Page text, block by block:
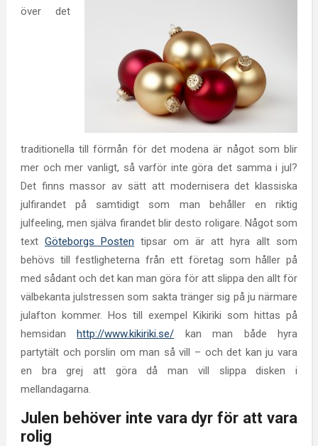
över det
traditionella till förmån för det modena är något som blir
mer och mer vanligt, så varför inte göra det samma i jul?
Det finns massor av sätt att modernisera det klassiska
julfirandet på samtidigt som man behåller en riktig
julfeeling, men själva firandet blir desto roligare. Något som
text Göteborgs Posten tipsar om är att hyra allt som
behövs till festligheterna från ett företag som håller på
med sådant och det kan man göra för att slippa den allt för
välbekanta julstressen som sakta tränger sig på ju närmare
julafton kommer. Hos till exempel Kikiriki som hittas på
hemsidanhttp://www.kikiriki.se/ kan man både hyra
partytält och porslin om man så vill – och det kan ju vara
en bra grej att göra då man vill slippa disken i
mellandagarna.
Julen behöver inte vara dyr för att vara
rolig